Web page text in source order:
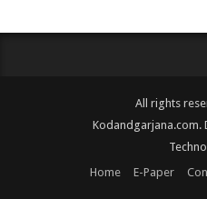
All rights
Kodandgarjana.com.
Home
E-Paper